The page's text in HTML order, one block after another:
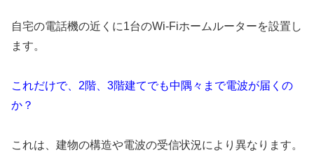
自宅の電話機の近くに1台のWi-Fiホームルーターを設置し
ます。
これだけで、2階、3階建てでも中隅々まで電波が届くの
か？
これは、建物の構造や電波の受信状況により異なります。